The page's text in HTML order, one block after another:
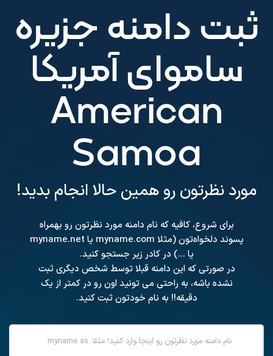
ثبت دامنه جزیره
ساموای آمریکا
American
Samoa
مورد نظرتون رو همین حالا انجام بدید!
برای شروع، کافیه که نام دامنه مورد نظرتون رو بهمراه
پسوند دلخواه‌تون (مثلا myname.com یا myname.net
یا ...) در کادر زیر جستجو کنید.
در صورتی که این دامنه قبلا توسط شخص دیگری ثبت
نشده باشه، به راحتی می تونید اون رو در کمتر از یک
دقیقه!! به نام خودتون ثبت کنید.